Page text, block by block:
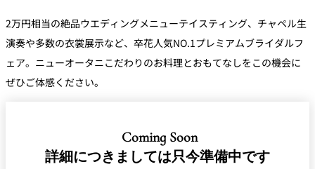
2万円相当の絶品ウエディングメニューテイスティング、チャペル生
演奏や多数の衣裳展示など、卒花人気NO.1プレミアムブライダルフ
ェア。ニューオータニこだわりのお料理とおもてなしをこの機会に
ぜひご体感ください。
Coming Soon
詳細につきましては只今準備中です